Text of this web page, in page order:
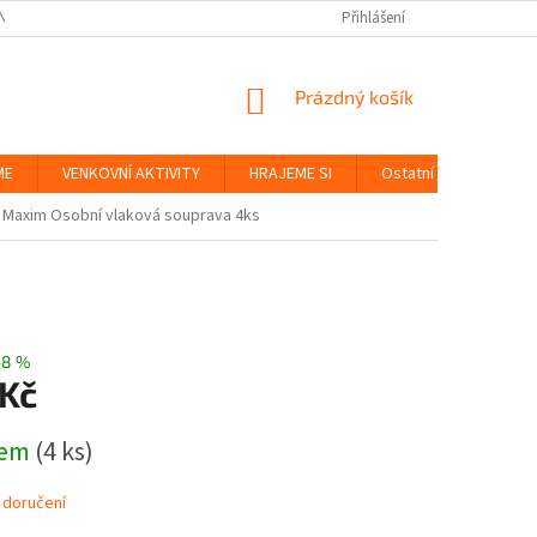
ZÁSADY OCHRANY
Přihlášení
NÁKUPNÍ
Prázdný košík
VENKOVNÍ AKTIVITY HRAJEME SI Ostatní
Maxim Osobní vlaková souprava 4ks
%
(4 ks)